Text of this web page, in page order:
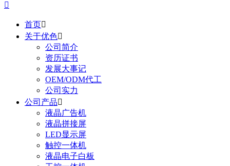

首页
关于优色
公司简介
资历证书
发展大事记
OEM/ODM代工
公司实力
公司产品
液晶广告机
液晶拼接屏
LED显示屏
触控一体机
液晶电子白板